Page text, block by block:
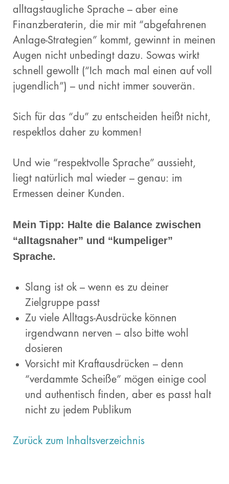
alltagstaugliche Sprache – aber eine
Finanzberaterin, die mir mit “abgefahrenen
Anlage-Strategien” kommt, gewinnt in meinen
Augen nicht unbedingt dazu. Sowas wirkt
schnell gewollt (“Ich mach mal einen auf voll
jugendlich”) – und nicht immer souverän.
Sich für das “du” zu entscheiden heißt nicht,
respektlos daher zu kommen!
Und wie “respektvolle Sprache” aussieht,
liegt natürlich mal wieder – genau: im
Ermessen deiner Kunden.
Mein Tipp: Halte die Balance zwischen
“alltagsnaher” und “kumpeliger”
Sprache.
Slang ist ok – wenn es zu deiner
Zielgruppe passt
Zu viele Alltags-Ausdrücke können
irgendwann nerven – also bitte wohl
dosieren
Vorsicht mit Kraftausdrücken – denn
“verdammte Scheiße” mögen einige cool
und authentisch finden, aber es passt halt
nicht zu jedem Publikum
Zurück zum Inhaltsverzeichnis